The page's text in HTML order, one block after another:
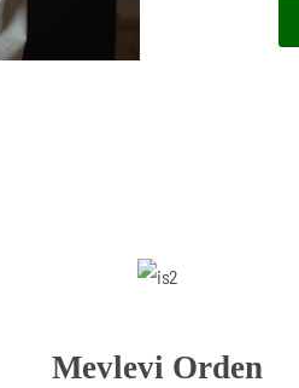
Mevlevi Orden